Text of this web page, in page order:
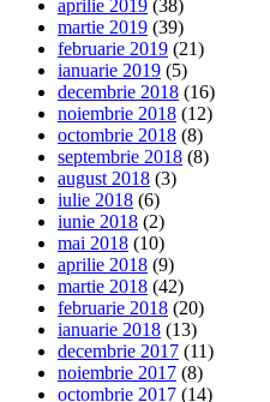
aprilie 2019 (38)
martie 2019 (39)
februarie 2019 (21)
ianuarie 2019 (5)
decembrie 2018 (16)
noiembrie 2018 (12)
octombrie 2018 (8)
septembrie 2018 (8)
august 2018 (3)
iulie 2018 (6)
iunie 2018 (2)
mai 2018 (10)
aprilie 2018 (9)
martie 2018 (42)
februarie 2018 (20)
ianuarie 2018 (13)
decembrie 2017 (11)
noiembrie 2017 (8)
octombrie 2017 (14)